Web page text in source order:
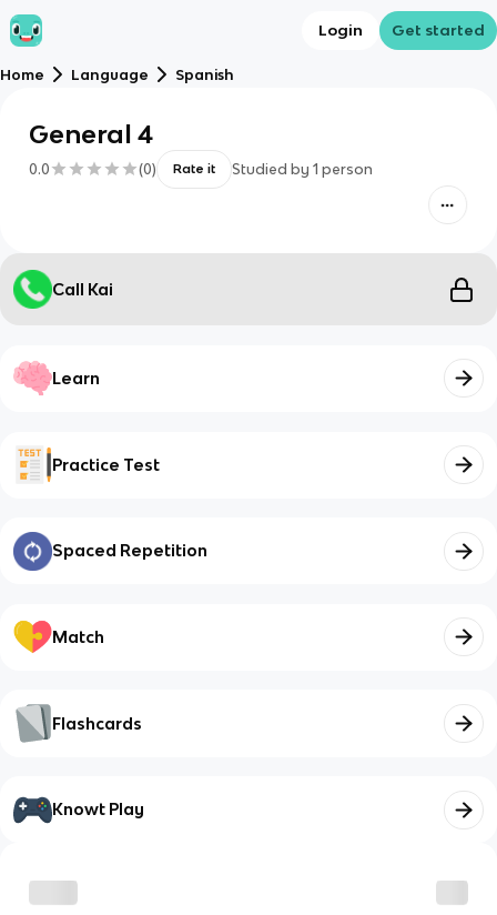
Login Get started
Home Language Spanish
General 4
0.0 (0) Rate it Studied by 1 person
Call Kai
Learn
Practice Test
Spaced Repetition
Match
Flashcards
Knowt Play